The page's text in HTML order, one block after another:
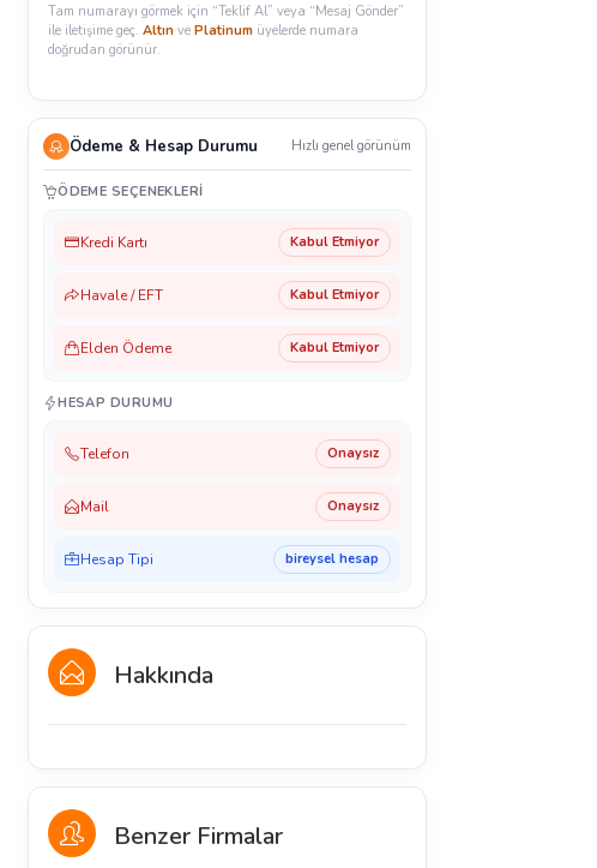
Tam numarayı görmek için “Teklif Al” veya “Mesaj Gönder”
ile iletişime geç. Altınve Platinumüyelerde numara
doğrudan görünür.
Ödeme & Hesap Durumu Hızlı genel görünüm
ÖDEME SEÇENEKLERI
Kredi Kartı Kabul Etmiyor
Havale / EFT Kabul Etmiyor
Elden Ödeme Kabul Etmiyor
HESAP DURUMU
Telefon Onaysız
Mail Onaysız
Hesap Tipi bireysel hesap
Hakkında
Benzer Firmalar